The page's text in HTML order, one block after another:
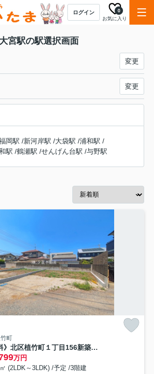
ログイン
お気に入り
0
宮駅の駅選択画面
変更
変更
福岡駅 /新河岸駅 /大袋駅 /浦和駅 /
駅 /鶴瀬駅 /せんげん台駅 /与野駅
町
《仲介手数料無料》北区植竹町１丁目156新築一戸建てグラファーレ
万円
(2LDK～3LDK) /予定 /3階建